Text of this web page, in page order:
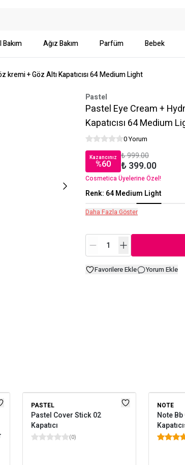
Ağız Bakım Parfüm Bebek
+ Göz Altı Kapatıcısı 64 Medium Light
Pastel
Pastel Eye Cream +
Kapatıcısı 64 Medium
0 Yorum
Kazancınız
%60
₺ 999.00
₺ 399.00
Cosmetica Üyelerine Özel!
Renk: 64 Medium Light
Daha Fazla Göster
Favorilere Ekle Yorum Ekle
PASTEL
Pastel Cover Stick 02
Kapatıcı
(0)
NOTE
Note